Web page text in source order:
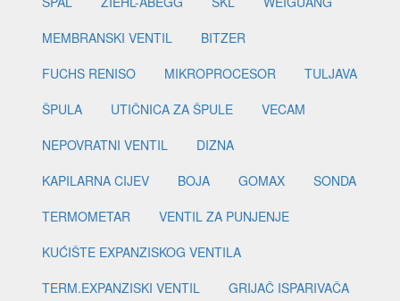
MEMBRANSKI VENTIL
BITZER
FUCHS RENISO
MIKROPROCESOR
TULJAVA
ŠPULA
UTIČNICA ZA ŠPULE
VECAM
NEPOVRATNI VENTIL
DIZNA
KAPILARNA CIJEV
BOJA GOMAX
SONDA
TERMOMETAR
VENTIL ZA PUNJENJE
KUĆIŠTE EXPANZISKOG VENTILA
TERM.EXPANZISKI VENTIL
GRIJAČ ISPARIVAČA